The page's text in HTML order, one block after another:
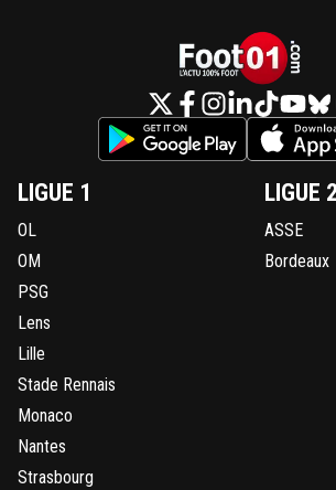
LIGUE 1
OL
OM
PSG
Lens
Lille
Stade Rennais
Monaco
Nantes
Strasbourg
LIGUE 2
ASSE
Bordeaux